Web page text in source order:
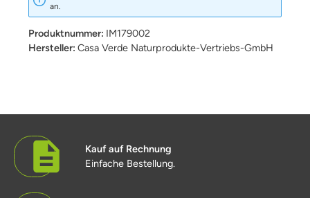
an.
Produktnummer: IM179002
Hersteller: Casa Verde Naturprodukte-Vertriebs-GmbH
Kauf auf Rechnung
Einfache Bestellung.